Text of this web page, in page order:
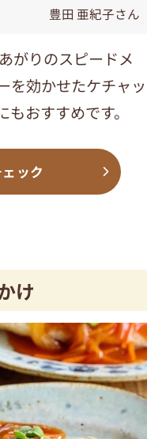
豊田 亜紀子さん
がりのスピードメ
を効かせたケチャッ
おすすめです。
ック
け